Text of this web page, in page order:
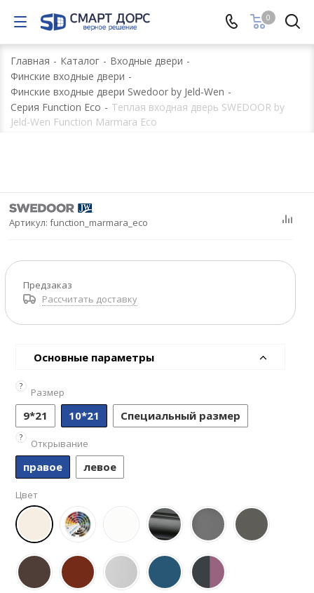
0
Главная - Каталог - Входные двери -
Финские входные двери -
Финские входные двери Swedoor by Jeld-Wen -
Серия Function Eco - Теплая входная дверь SWEDOOR by
Jeld-Wen Function Marmara Eco
Артикул: function_marmara_eco
Предзаказ
Рассчитать доставку
Основные параметры
?
Размер
9*21 10*21 Специальный размер
?
Открывание
правое левое
Цвет